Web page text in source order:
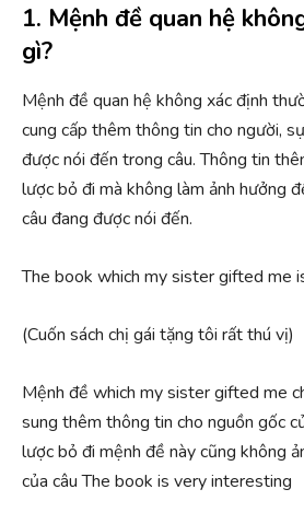
1. Mệnh đề quan hệ
gì?
Mệnh đề quan hệ không xác định
cung cấp thêm thông tin cho người,
được nói đến trong câu. Thông tin
lược bỏ đi mà không làm ảnh hưởng
câu đang được nói đến.
The book which my sister gifted me
(Cuốn sách chị gái tặng tôi rất thú vị)
Mệnh đề which my sister gifted me
sung thêm thông tin cho nguồn gốc
lược bỏ đi mệnh đề này cũng không
của câu The book is very interesting